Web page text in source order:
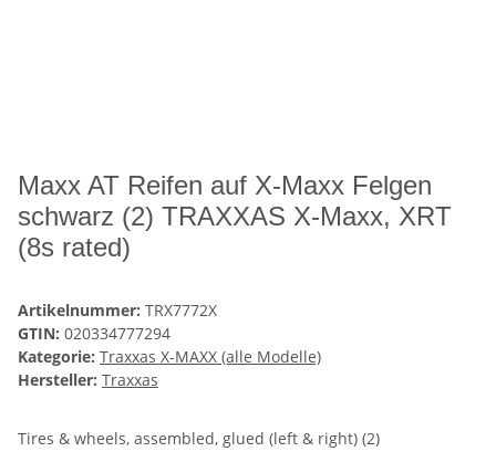
Maxx AT Reifen auf X-Maxx Felgen
schwarz (2) TRAXXAS X-Maxx, XRT
(8s rated)
Artikelnummer: TRX7772X
GTIN: 020334777294
Kategorie: Traxxas X-MAXX (alle Modelle)
Hersteller: Traxxas
Tires & wheels, assembled, glued (left & right) (2)